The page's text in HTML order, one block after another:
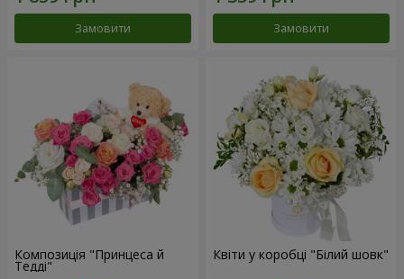
Замовити Замовити
Композиція "Принцеса й
Тедді"
Квіти у коробці "Білий шовк"